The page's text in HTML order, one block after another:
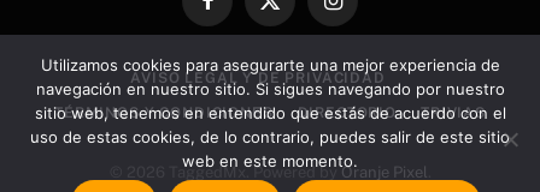
FacebookX
(Twitter)
Instagram
AVISO LEGAL Y DE PRIVACIDAD
TÉRMINOS Y CONDICIONES DIRECTORIO TRIVIAS
© 2026 TaggedMx. Powered byOranje Pixel
Utilizamos cookies para asegurarte una mejor experiencia de
navegación en nuestro sitio. Si sigues navegando por nuestro
sitio web, tenemos en entendido que estás de acuerdo con el
uso de estas cookies, de lo contrario, puedes salir de este sitio
web en este momento.